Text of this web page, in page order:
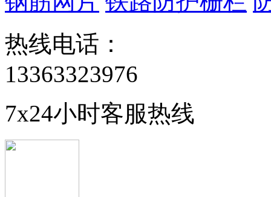
热线电话：
13363323976
7x24小时客服热线